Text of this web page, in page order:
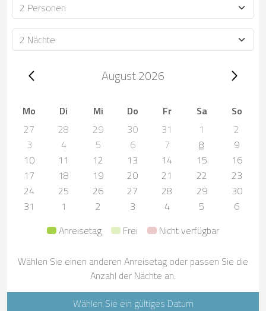
Personen
Dauer
Trip dates, August 2026August 2026
Mo Di Mi Do Fr Sa
So
27
28 29 30 31 1
2
3
4 5 6 7 8
9
10
11 12 13 14 15
16
17
18 19 20 21 22
23
24
25 26 27 28 29
30
31
1 2 3 4 5
6
Anreisetag
Frei Nicht verfügbar
Wählen Sie einen anderen Anreisetag oder passen Sie die
Anzahl der Nächte an.
Wählen Sie ein gültiges Datum